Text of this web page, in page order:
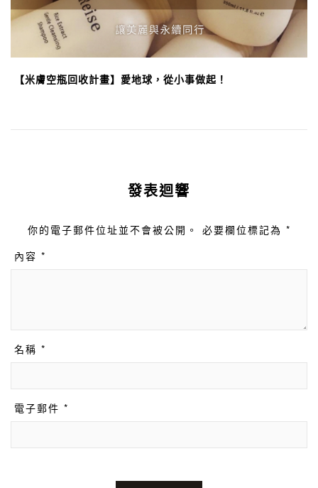
【米膚空瓶回收計畫】愛地球，從小事做起！
發表迴響
你的電子郵件位址並不會被公開。 必要欄位標記為 *
內容 *
名稱 *
電子郵件 *